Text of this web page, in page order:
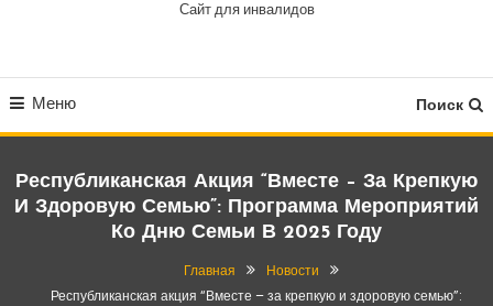
Сайт для инвалидов
Меню Поиск
Республиканская Акция “Вместе – За Крепкую
И Здоровую Семью”: Программа Мероприятий
Ко Дню Семьи В 2025 Году
Главная
Новости
Республиканская акция “Вместе – за крепкую и здоровую семью”: